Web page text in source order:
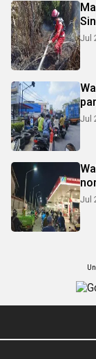
Jul
Jul
Jul